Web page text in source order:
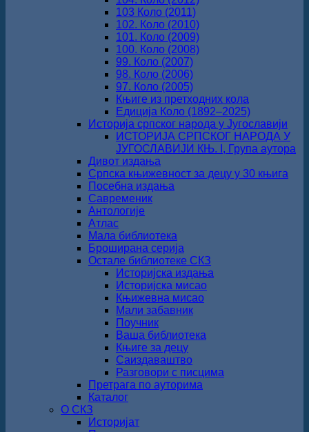
103 Коло (2011)
102. Коло (2010)
101. Коло (2009)
100. Коло (2008)
99. Коло (2007)
98. Коло (2006)
97. Коло (2005)
Књиге из претходних кола
Едиција Коло (1892‒2025)
Историја српског народа у Југославији
ИСТОРИЈА СРПСКОГ НАРОДА У
ЈУГОСЛАВИЈИ КЊ. I, Група аутора
Дивот издања
Српска књижевност за децу у 30 књига
Посебна издања
Савременик
Антологије
Атлас
Мала библиотека
Броширана серија
Остале библиотеке СКЗ
Историјска издања
Историјска мисао
Књижевна мисао
Мали забавник
Поучник
Ваша библиотека
Књиге за децу
Саиздаваштво
Разговори с писцима
Претрага по ауторима
Каталог
О СКЗ
Историјат